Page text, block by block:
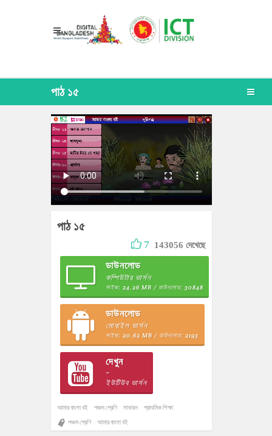
পাঠ ১৫
পাঠ ১৫
7 143056 দেখেছে
ডাউনলোড
কম্পিউটার ভার্সন
সাইজ: 24.26 MB / ডাউনলোড: 30848
ডাউনলোড
মোবাইল ভার্সন
সাইজ: 20.62 MB / ডাউনলোড: 2193
দেখুন
~
ইউটিউব ভার্সন
আমার বাংলা বই পঞ্চম শ্রেণি সাধারন
প্রাথমিক শিক্ষা
পঞ্চম শ্রেণি
আমার বাংলা বই